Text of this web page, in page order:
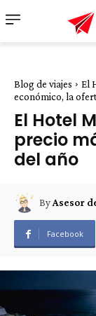
Blog de viajes
El
económico, la
El Hotel
precio
del año
ByAsesor
Facebook